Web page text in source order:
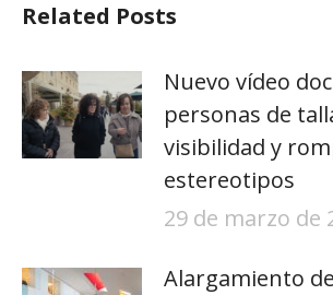
Related Posts
Nuevo vídeo
personas de
visibilidad y
estereotipos
29 de marzo de
Alargamiento